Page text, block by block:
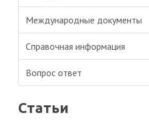
Международные документы
Справочная информация
Вопрос ответ
Статьи